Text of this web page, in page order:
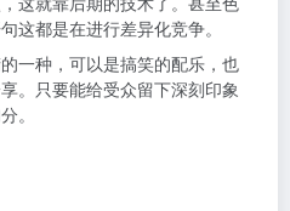
这都是在进行差异化竞争。
一种，可以是搞笑的配乐，也
。只要能给受众留下深刻印象
。